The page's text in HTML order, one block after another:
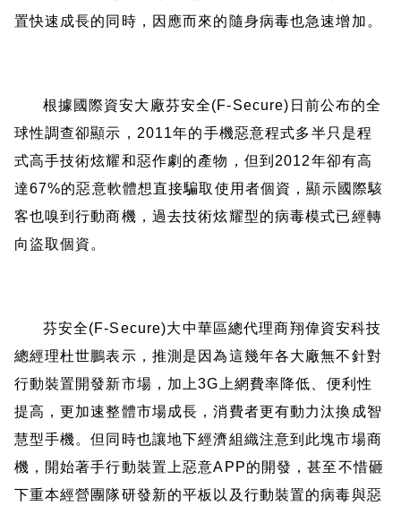
置快速成長的同時，因應而來的隨身病毒也急速增加。
根據國際資安大廠芬安全(F-Secure) 日前公布的全
球性調查卻顯示， 2011年的手機惡意程式多半只是程
式高手技術炫耀和惡作劇的產物，但到 2012年卻有高
達67%的惡意軟體想直接騙取使用者個資，顯示國際駭
客也嗅到行動商機，過去技術炫耀型的病毒模式已經轉
向盜取個資。
芬安全(F-Secure)大中華區總代理商翔偉資安科技
總經理杜世鵬表示，推測是因為這幾年各大廠無不針對
行動裝置開發新市場，加上3G 上網費率降低、便利性
提高，更加速整體市場成長，消費者更有動力汰換成智
慧型手機。但同時也讓地下經濟組織注意到此塊市場商
機，開始著手行動裝置上惡意APP的開發，甚至不惜砸
下重本經營團隊研發新的平板以及行動裝置的病毒與惡